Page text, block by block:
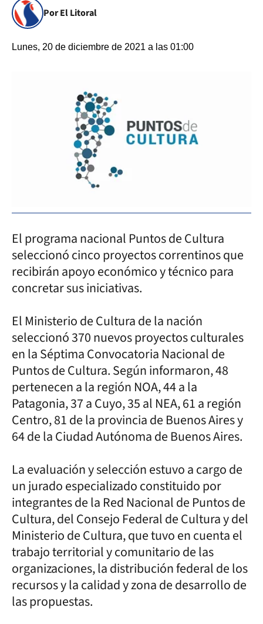
Por El Litoral
Lunes, 20 de diciembre de 2021 a las 01:00
El programa nacional Puntos de Cultura
seleccionó cinco proyectos correntinos que
recibirán apoyo económico y técnico para
concretar sus iniciativas.
El Ministerio de Cultura de la nación
seleccionó 370 nuevos proyectos culturales
en la Séptima Convocatoria Nacional de
Puntos de Cultura. Según informaron, 48
pertenecen a la región NOA, 44 a la
Patagonia, 37 a Cuyo, 35 al NEA, 61 a región
Centro, 81 de la provincia de Buenos Aires y
64 de la Ciudad Autónoma de Buenos Aires.
La evaluación y selección estuvo a cargo de
un jurado especializado constituido por
integrantes de la Red Nacional de Puntos de
Cultura, del Consejo Federal de Cultura y del
Ministerio de Cultura, que tuvo en cuenta el
trabajo territorial y comunitario de las
organizaciones, la distribución federal de los
recursos y la calidad y zona de desarrollo de
las propuestas.